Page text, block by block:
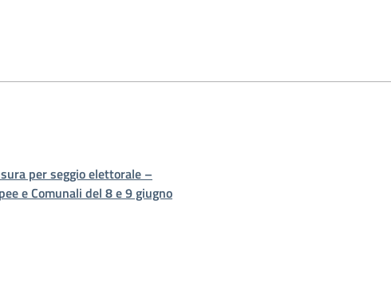
per seggio elettorale –
e Comunali del 8 e 9 giugno